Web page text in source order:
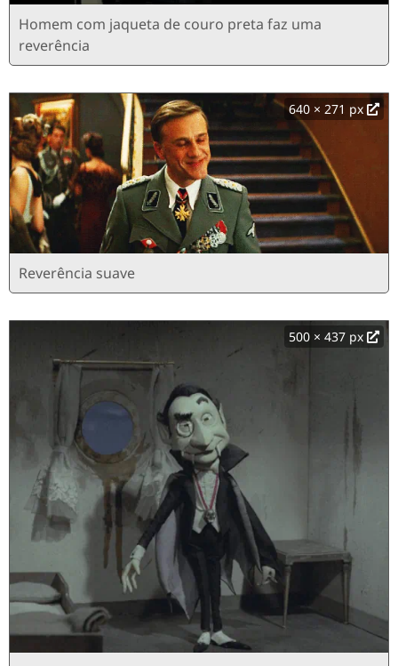
Homem com jaqueta de couro preta faz uma
reverência
640 × 271 px
Reverência suave
500 × 437 px